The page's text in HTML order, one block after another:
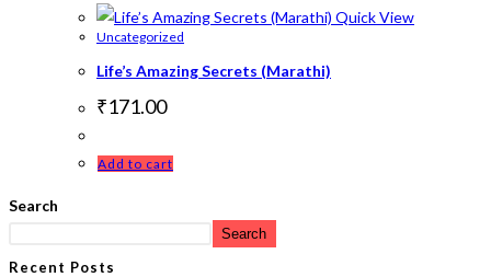
Quick View
Uncategorized
Life’s Amazing Secrets (Marathi)
₹171.00
Add to cart
Search
Search
Recent Posts